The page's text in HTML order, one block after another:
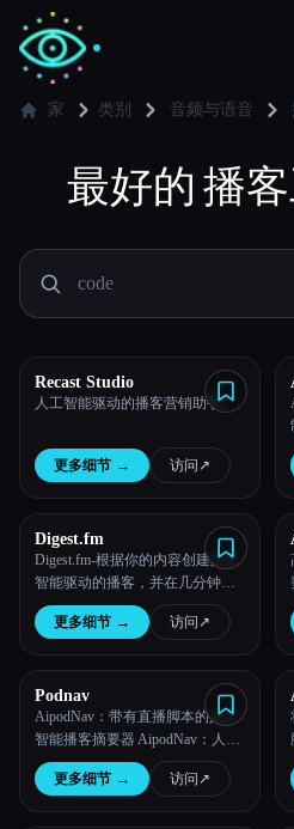
写作者
💻
博客
所有分类
关于
家 类别 音频与语音
最好的播
Recast Studio
人工智能驱动的播客营销助手。
更多细节 → 访问 ↗︎
Digest.fm
Digest.fm-根据你的内容创建人工
智能驱动的播客，并在几分钟内
在Spotify、YouTube和苹果播客上
线。更多细节 → 访问 ↗︎
Podnav
AipodNav：带有直播脚本的人工
智能播客摘要器 AipodNav：人工
智能播客摘要器 AipodNav：人工
智能播客直播记录 AipodNav：使
更多细节 → 访问 ↗︎